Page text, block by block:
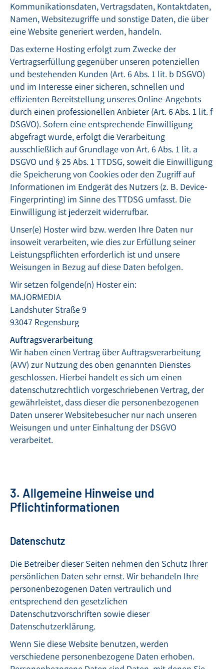
Kommunikationsdaten, Vertragsdaten, Kontaktdaten,
Namen, Websitezugriffe und sonstige Daten, die über
eine Website generiert werden, handeln.
Das externe Hosting erfolgt zum Zwecke der
Vertragserfüllung gegenüber unseren potenziellen
und bestehenden Kunden (Art. 6 Abs. 1 lit. b DSGVO)
und im Interesse einer sicheren, schnellen und
effizienten Bereitstellung unseres Online-Angebots
durch einen professionellen Anbieter (Art. 6 Abs. 1 lit. f
DSGVO). Sofern eine entsprechende Einwilligung
abgefragt wurde, erfolgt die Verarbeitung
ausschließlich auf Grundlage von Art. 6 Abs. 1 lit. a
DSGVO und § 25 Abs. 1 TTDSG, soweit die Einwilligung
die Speicherung von Cookies oder den Zugriff auf
Informationen im Endgerät des Nutzers (z. B. Device-
Fingerprinting) im Sinne des TTDSG umfasst. Die
Einwilligung ist jederzeit widerrufbar.
Unser(e) Hoster wird bzw. werden Ihre Daten nur
insoweit verarbeiten, wie dies zur Erfüllung seiner
Leistungspflichten erforderlich ist und unsere
Weisungen in Bezug auf diese Daten befolgen.
Wir setzen folgende(n) Hoster ein:
MAJORMEDIA
Landshuter Straße 9
93047 Regensburg
Auftragsverarbeitung
Wir haben einen Vertrag über Auftragsverarbeitung
(AVV) zur Nutzung des oben genannten Dienstes
geschlossen. Hierbei handelt es sich um einen
datenschutzrechtlich vorgeschriebenen Vertrag, der
gewährleistet, dass dieser die personenbezogenen
Daten unserer Websitebesucher nur nach unseren
Weisungen und unter Einhaltung der DSGVO
verarbeitet.
3. Allgemeine Hinweise und
Pflichtinformationen
Datenschutz
Die Betreiber dieser Seiten nehmen den Schutz Ihrer
persönlichen Daten sehr ernst. Wir behandeln Ihre
personenbezogenen Daten vertraulich und
entsprechend den gesetzlichen
Datenschutzvorschriften sowie dieser
Datenschutzerklärung.
Wenn Sie diese Website benutzen, werden
verschiedene personenbezogene Daten erhoben.